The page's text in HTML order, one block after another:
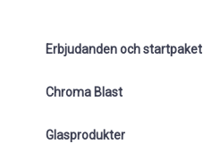
Erbjudanden och startpaket
Chroma Blast
Glasprodukter